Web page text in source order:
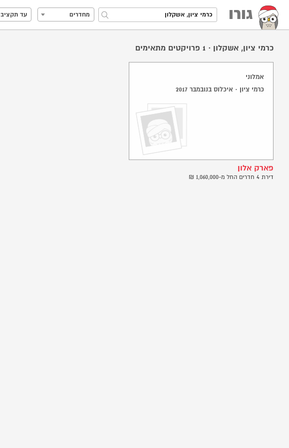
גורו מחדרים עד תקציב
כרמי ציון, אשקלון ·
1 פרויקטים מתאימים
אמלוני
כרמי ציון · איכלוס בנובמבר 2017
פארק אלון
דירת 4 חדרים החל מ-1,060,000 ₪